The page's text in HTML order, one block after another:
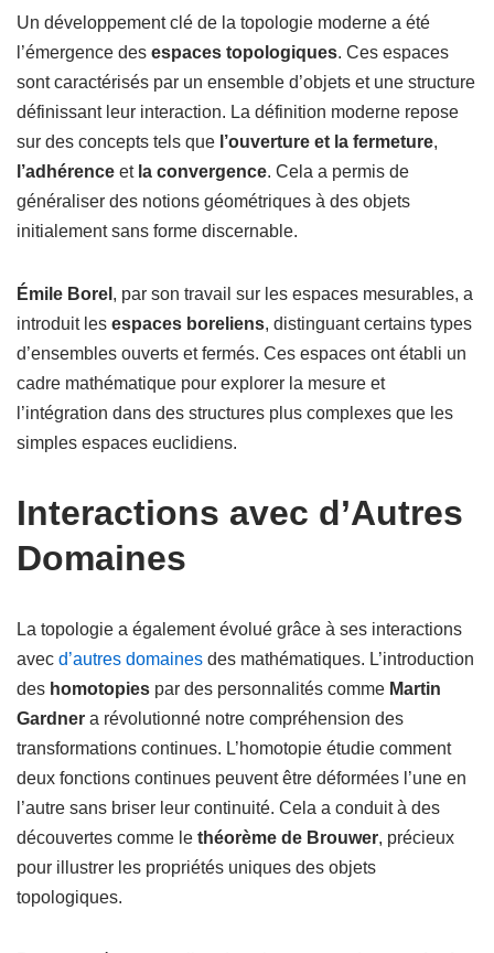
Un développement clé de la topologie moderne a été
l’émergence des espaces topologiques. Ces espaces
sont caractérisés par un ensemble d’objets et une structure
définissant leur interaction. La définition moderne repose
sur des concepts tels que l’ouverture et la fermeture,
l’adhérence et la convergence. Cela a permis de
généraliser des notions géométriques à des objets
initialement sans forme discernable.
Émile Borel , par son travail sur les espaces mesurables, a
introduit les espaces boreliens, distinguant certains types
d’ensembles ouverts et fermés. Ces espaces ont établi un
cadre mathématique pour explorer la mesure et
l’intégration dans des structures plus complexes que les
simples espaces euclidiens.
Interactions avec d’Autres
Domaines
La topologie a également évolué grâce à ses interactions
avec d’autres domaines des mathématiques. L’introduction
des homotopies par des personnalités comme Martin
Gardner a révolutionné notre compréhension des
transformations continues. L’homotopie étudie comment
deux fonctions continues peuvent être déformées l’une en
l’autre sans briser leur continuité. Cela a conduit à des
découvertes comme le théorème de Brouwer, précieux
pour illustrer les propriétés uniques des objets
topologiques.